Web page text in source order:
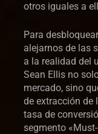
otros iguales a
Para
alejarnos de las
a la realidad del
Sean Ellis no
mercado, sino
de extracción de
tasa de
segmento